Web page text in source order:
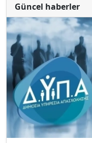
Güncel haberler